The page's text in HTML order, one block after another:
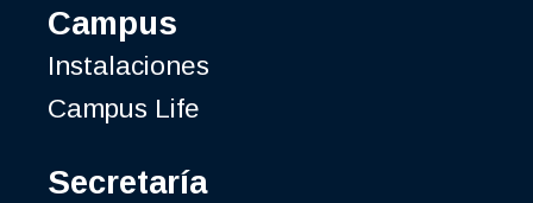
Campus
Instalaciones
Campus Life
Secretaría